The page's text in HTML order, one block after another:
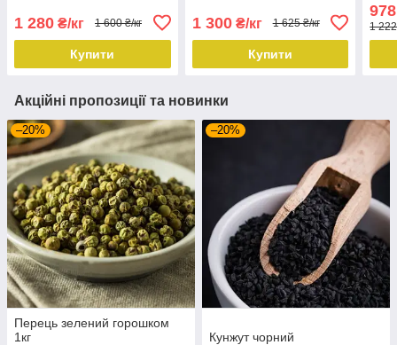
1 280 ₴/кг 1 600 ₴/кг
Купити
1 300₴/кг 1 625 ₴/кг
Купити
978
1
Акційні пропозиції та новинки
–20%
Перець зелений горошком
1кг
–20%
Кунжут чорний